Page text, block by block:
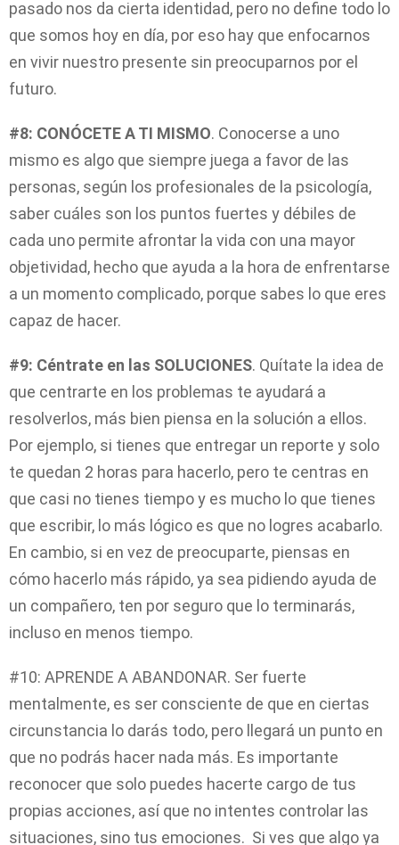
pasado nos da cierta identidad, pero no define todo lo
que somos hoy en día, por eso hay que enfocarnos
en vivir nuestro presente sin preocuparnos por el
futuro.
#8: CONÓCETE A TI MISMO. Conocerse a uno
mismo es algo que siempre juega a favor de las
personas, según los profesionales de la psicología,
saber cuáles son los puntos fuertes y débiles de
cada uno permite afrontar la vida con una mayor
objetividad, hecho que ayuda a la hora de enfrentarse
a un momento complicado, porque sabes lo que eres
capaz de hacer.
#9: Céntrate en las SOLUCIONES. Quítate la idea de
que centrarte en los problemas te ayudará a
resolverlos, más bien piensa en la solución a ellos.
Por ejemplo, si tienes que entregar un reporte y solo
te quedan 2 horas para hacerlo, pero te centras en
que casi no tienes tiempo y es mucho lo que tienes
que escribir, lo más lógico es que no logres acabarlo.
En cambio, si en vez de preocuparte, piensas en
cómo hacerlo más rápido, ya sea pidiendo ayuda de
un compañero, ten por seguro que lo terminarás,
incluso en menos tiempo.
#10: APRENDE A ABANDONAR. Ser fuerte
mentalmente, es ser consciente de que en ciertas
circunstancia lo darás todo, pero llegará un punto en
que no podrás hacer nada más. Es importante
reconocer que solo puedes hacerte cargo de tus
propias acciones, así que no intentes controlar las
situaciones, sino tus emociones. Si ves que algo ya